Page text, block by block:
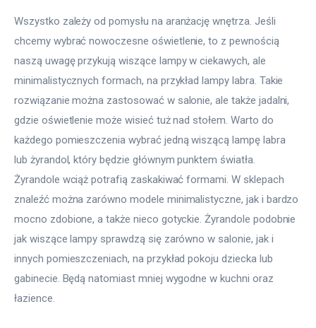
Wszystko zależy od pomysłu na aranżację wnętrza. Jeśli
chcemy wybrać nowoczesne oświetlenie, to z pewnością
naszą uwagę przykują wiszące lampy w ciekawych, ale
minimalistycznych formach, na przykład lampy labra. Takie
rozwiązanie można zastosować w salonie, ale także jadalni,
gdzie oświetlenie może wisieć tuż nad stołem. Warto do
każdego pomieszczenia wybrać jedną wiszącą lampę labra
lub żyrandol, który będzie głównym punktem światła.
Żyrandole wciąż potrafią zaskakiwać formami. W sklepach
znaleźć można zarówno modele minimalistyczne, jak i bardzo
mocno zdobione, a także nieco gotyckie. Żyrandole podobnie
jak wiszące lampy sprawdzą się zarówno w salonie, jak i
innych pomieszczeniach, na przykład pokoju dziecka lub
gabinecie. Będą natomiast mniej wygodne w kuchni oraz
łazience.